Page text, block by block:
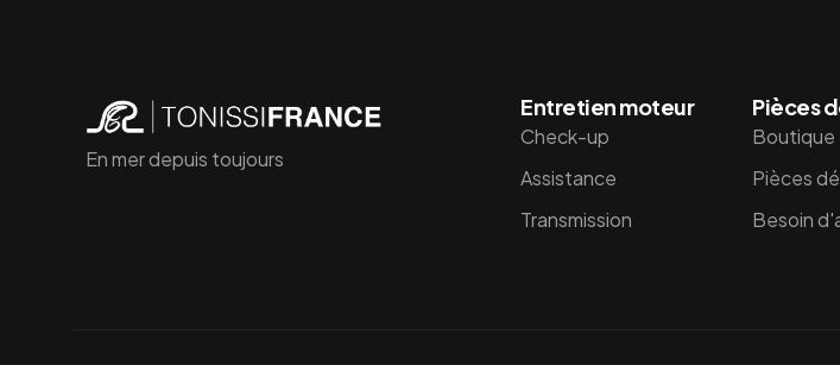
En mer depuis toujours
Entretien moteur
Check-up
Assistance
Transmission
Pièces
Boutique
Pièces
Besoin